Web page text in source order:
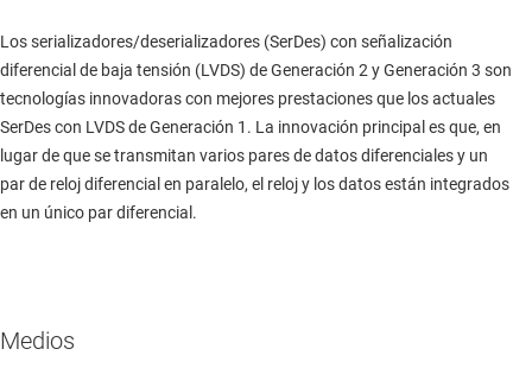
Los serializadores/deserializadores (SerDes) con señalización
diferencial de baja tensión (LVDS) de Generación 2 y Generación 3 son
tecnologías innovadoras con mejores prestaciones que los actuales
SerDes con LVDS de Generación 1. La innovación principal es que, en
lugar de que se transmitan varios pares de datos diferenciales y un
par de reloj diferencial en paralelo, el reloj y los datos están integrados
en un único par diferencial.
Medios